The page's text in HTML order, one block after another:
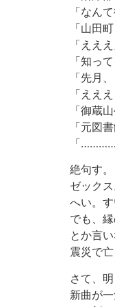
「なん
「山田
「ええ
「知っ
「先月
「ええ
「御蔵
「元図
「
絶句す。
ゼックス
へい。す
でも、
とか言い
震災で
さて、
新曲が